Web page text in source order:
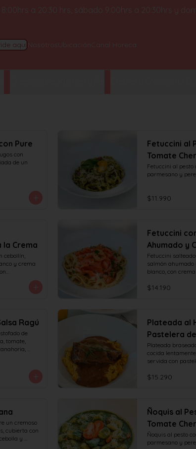
a 20:30 hrs, sábado 9:00hrs a 20:30hrs y
aquí Nosotros Ubicación Canal Horeca
Pure
con
de un
Fetuccini al
Tomate
Fetuccini al
parmesano y
$11.990
la Crema
cebollín,
y crema
Fetuccini
Ahumado y
Fetuccini
salmón ahumado
blanco, con
$14.190
Ragú
de
tomate,
Plateada al
Pastelera
Plateada
cocida
servida con
$15.290
un cremoso
cubierta con
y
Ñoquis al
Tomate
Ñoquis al pesto
parmesano y